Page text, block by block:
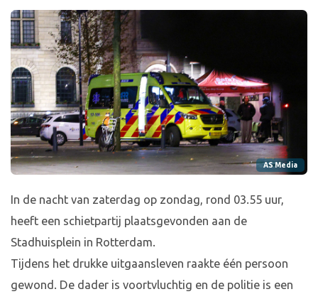
AS Media
In de nacht van zaterdag op zondag, rond 03.55 uur,
heeft een schietpartij plaatsgevonden aan de
Stadhuisplein in Rotterdam.
Tijdens het drukke uitgaansleven raakte één persoon
gewond. De dader is voortvluchtig en de politie is een